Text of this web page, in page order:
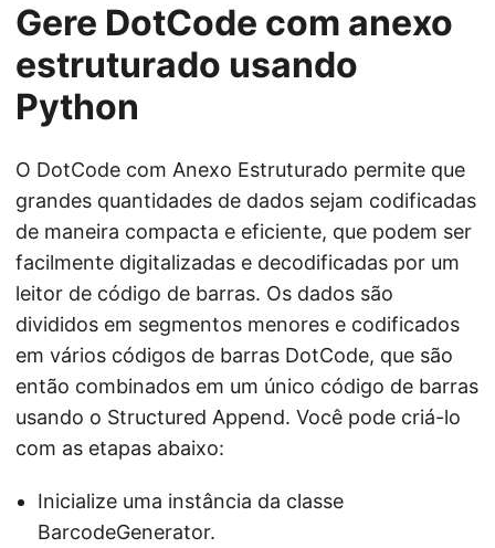
Gere DotCode com anexo
estruturado usando
Python
O DotCode com Anexo Estruturado permite que
grandes quantidades de dados sejam codificadas
de maneira compacta e eficiente, que podem ser
facilmente digitalizadas e decodificadas por um
leitor de código de barras. Os dados são
divididos em segmentos menores e codificados
em vários códigos de barras DotCode, que são
então combinados em um único código de barras
usando o Structured Append. Você pode criá-lo
com as etapas abaixo:
Inicialize uma instância da classe
BarcodeGenerator.